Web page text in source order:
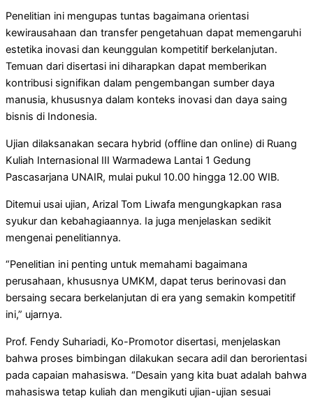
Penelitian ini mengupas tuntas bagaimana orientasi
kewirausahaan dan transfer pengetahuan dapat memengaruhi
estetika inovasi dan keunggulan kompetitif berkelanjutan.
Temuan dari disertasi ini diharapkan dapat memberikan
kontribusi signifikan dalam pengembangan sumber daya
manusia, khususnya dalam konteks inovasi dan daya saing
bisnis di Indonesia.
Ujian dilaksanakan secara hybrid (offline dan online) di Ruang
Kuliah Internasional III Warmadewa Lantai 1 Gedung
Pascasarjana UNAIR, mulai pukul 10.00 hingga 12.00 WIB.
Ditemui usai ujian, Arizal Tom Liwafa mengungkapkan rasa
syukur dan kebahagiaannya. Ia juga menjelaskan sedikit
mengenai penelitiannya.
“Penelitian ini penting untuk memahami bagaimana
perusahaan, khususnya UMKM, dapat terus berinovasi dan
bersaing secara berkelanjutan di era yang semakin kompetitif
ini,” ujarnya.
Prof. Fendy Suhariadi, Ko-Promotor disertasi, menjelaskan
bahwa proses bimbingan dilakukan secara adil dan berorientasi
pada capaian mahasiswa. “Desain yang kita buat adalah bahwa
mahasiswa tetap kuliah dan mengikuti ujian-ujian sesuai